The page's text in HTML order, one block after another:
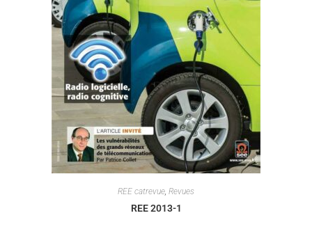
REE catrevue, Revues
REE 2013-1